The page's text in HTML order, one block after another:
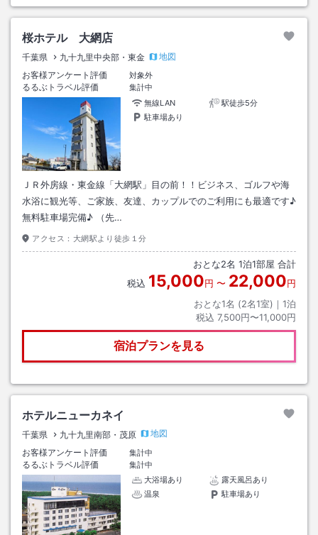
桜ホテル 大網店
千葉県 九十九里中央部・東金
地図
お客様アンケート評価
対象外
るるぶトラベル評価
集計中
無線LAN
駅徒歩5分
駐車場あり
ＪＲ外房線・東金線「大網駅」目の前！！ビジネス、ゴルフや海
水浴に観光等、ご家族、友達、カップルでのご利用にも最適です♪
無料駐車場完備♪ （先…
アクセス： 大網駅より徒歩１分
おとな2名 1泊1部屋 合計
税込 15,000円 〜 22,000円
おとな1名 (2名1室)｜ 1泊
税込 7,500円〜11,000円
宿泊プランを見る
ホテルニューカネイ
千葉県 九十九里南部・茂原
地図
お客様アンケート評価
集計中
るるぶトラベル評価
集計中
大浴場あり
露天風呂あり
温泉
駐車場あり